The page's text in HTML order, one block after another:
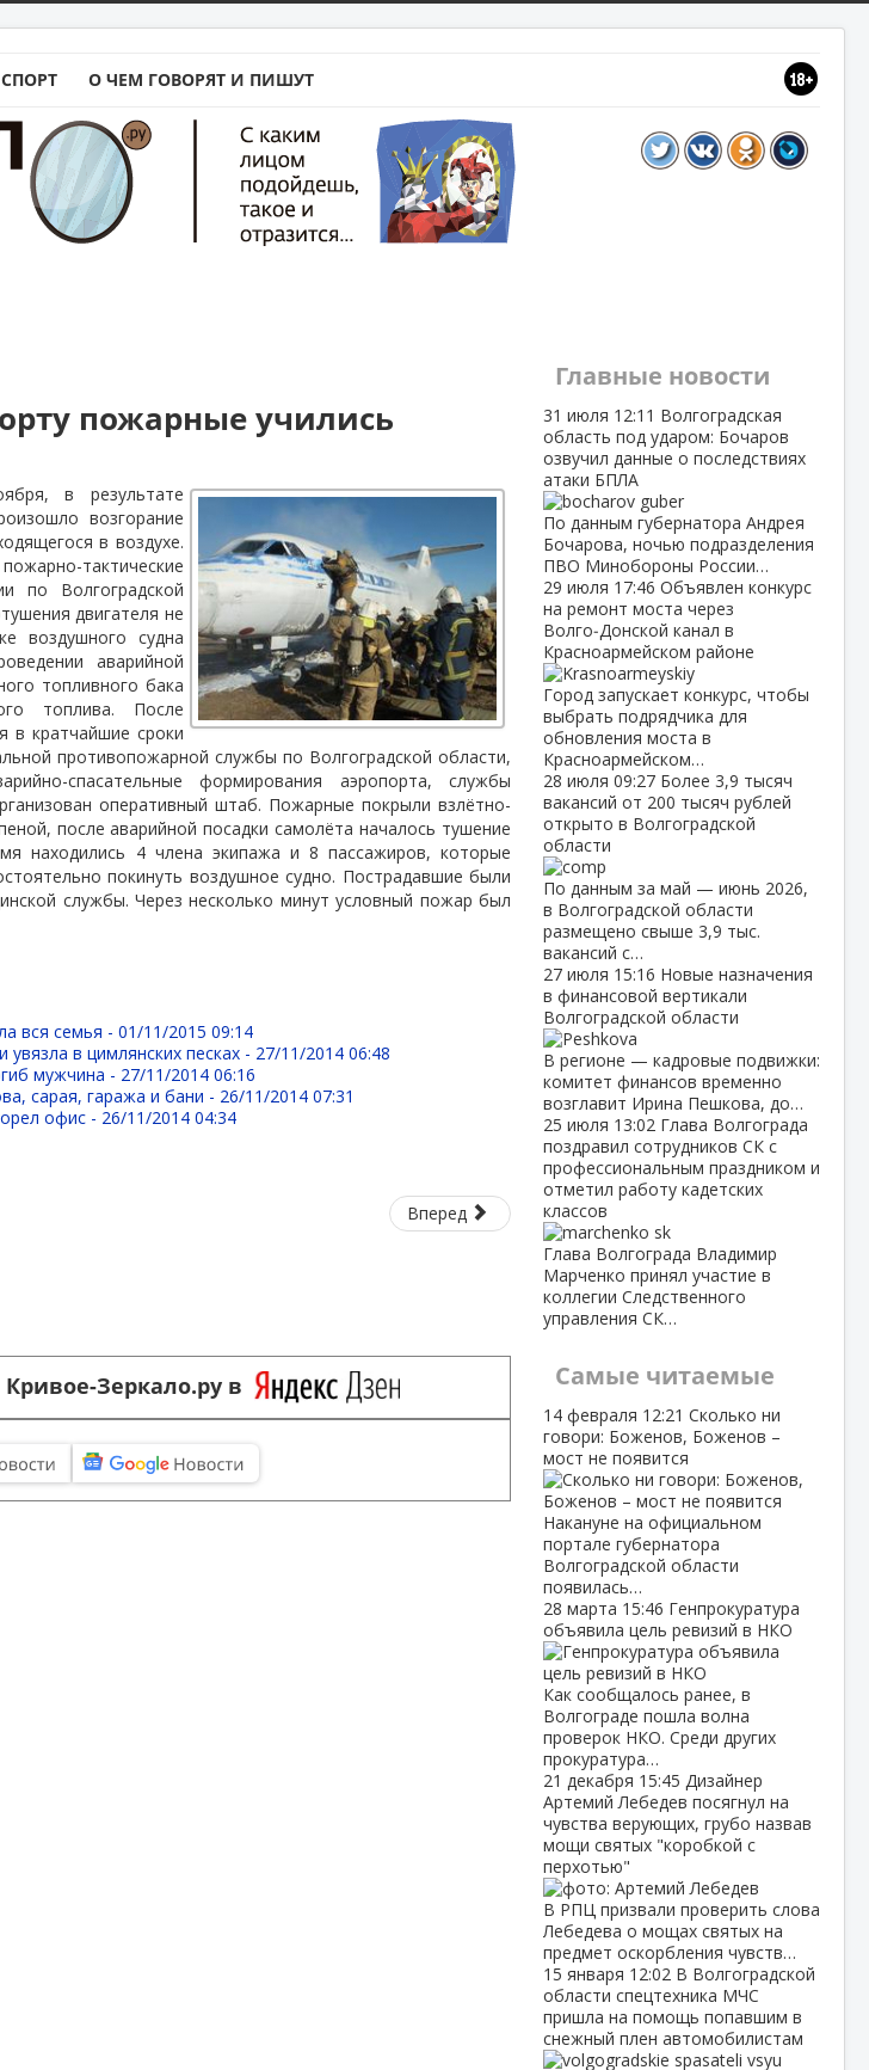
СПОРТ О ЧЕМ ГОВОРЯТ И ПИШУТ
пожарные учились
в результате
возгорание
в воздухе.
тактические
по Волгоградской
двигателя не
воздушного судна
аварийной
топливного бака
топлива. После
в кратчайшие сроки
противопожарной службы по Волгоградской области,
спасательные формирования аэропорта, службы
оперативный штаб. Пожарные покрыли взлётно-
после аварийной посадки самолёта началось тушение
находились 4 члена экипажа и 8 пассажиров, которые
покинуть воздушное судно. Пострадавшие были
службы. Через несколько минут условный пожар был
вся семья -01/11/2015 09:14
в цимлянских песках - 27/11/2014 06:48
мужчина - 27/11/2014 06:16
сарая, гаража и бани - 26/11/2014 07:31
офис - 26/11/2014 04:34
Вперед
Зеркало.ру в
Главные новости
31 июля 12:11 Волгоградская
область под ударом: Бочаров
озвучил данные о последствиях
атаки БПЛА
По данным губернатора Андрея
Бочарова, ночью подразделения
ПВО Минобороны России…
29 июля 17:46 Объявлен конкурс
на ремонт моста через
Волго‑Донской канал в
Красноармейском районе
Город запускает конкурс, чтобы
выбрать подрядчика для
обновления моста в
Красноармейском…
28 июля 09:27 Более 3,9 тысяч
вакансий от 200 тысяч рублей
открыто в Волгоградской
области
По данным за май — июнь 2026,
в Волгоградской области
размещено свыше 3,9 тыс.
вакансий с…
27 июля 15:16 Новые назначения
в финансовой вертикали
Волгоградской области
В регионе — кадровые подвижки:
комитет финансов временно
возглавит Ирина Пешкова, до…
25 июля 13:02 Глава Волгограда
поздравил сотрудников СК с
профессиональным праздником и
отметил работу кадетских
классов
Глава Волгограда Владимир
Марченко принял участие в
коллегии Следственного
управления СК…
Самые читаемые
14 февраля 12:21 Сколько ни
говори: Боженов, Боженов –
мост не появится
Накануне на официальном
портале губернатора
Волгоградской области
появилась…
28 марта 15:46 Генпрокуратура
объявила цель ревизий в НКО
Как сообщалось ранее, в
Волгограде пошла волна
проверок НКО. Среди других
прокуратура…
21 декабря 15:45 Дизайнер
Артемий Лебедев посягнул на
чувства верующих, грубо назвав
мощи святых "коробкой с
перхотью"
В РПЦ призвали проверить слова
Лебедева о мощах святых на
предмет оскорбления чувств…
15 января 12:02 В Волгоградской
области спецтехника МЧС
пришла на помощь попавшим в
снежный плен автомобилистам